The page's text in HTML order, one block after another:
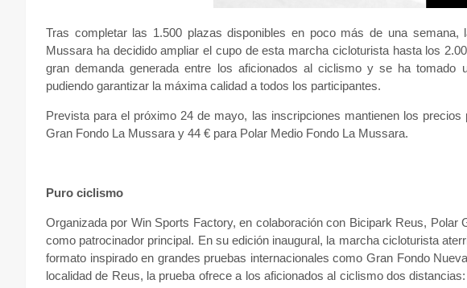
Tras completar las 1.500 plazas disponibles en poco más de una semana,
Mussara ha decidido ampliar el cupo de esta marcha cicloturista hasta los
gran demanda generada entre los aficionados al ciclismo y se ha tomado
pudiendo garantizar la máxima calidad a todos los participantes.
Prevista para el próximo 24 de mayo, las inscripciones mantienen los
Gran Fondo La Mussara y 44 € para Polar Medio Fondo La Mussara.
Puro ciclismo
Organizada por Win Sports Factory, en colaboración con Bicipark Reus, Polar
como patrocinador principal. En su edición inaugural, la marcha cicloturista
formato inspirado en grandes pruebas internacionales como Gran Fondo
localidad de Reus, la prueba ofrece a los aficionados al ciclismo dos